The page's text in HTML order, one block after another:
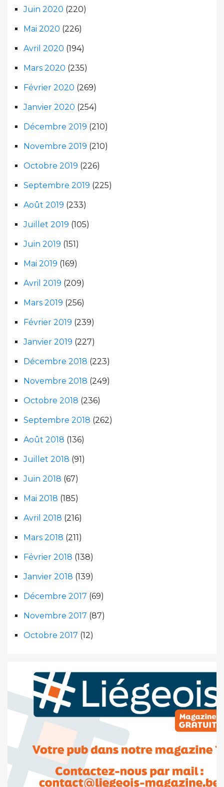
Juin 2020 (220)
Mai 2020 (226)
Avril 2020 (194)
Mars 2020 (235)
Février 2020 (269)
Janvier 2020 (254)
Décembre 2019 (210)
Novembre 2019 (210)
Octobre 2019 (226)
Septembre 2019 (225)
Août 2019 (233)
Juillet 2019 (105)
Juin 2019 (151)
Mai 2019 (169)
Avril 2019 (209)
Mars 2019 (256)
Février 2019 (239)
Janvier 2019 (227)
Décembre 2018 (223)
Novembre 2018 (249)
Octobre 2018 (236)
Septembre 2018 (262)
Août 2018 (136)
Juillet 2018 (91)
Juin 2018 (67)
Mai 2018 (185)
Avril 2018 (216)
Mars 2018 (211)
Février 2018 (138)
Janvier 2018 (139)
Décembre 2017 (69)
Novembre 2017 (87)
Octobre 2017 (12)